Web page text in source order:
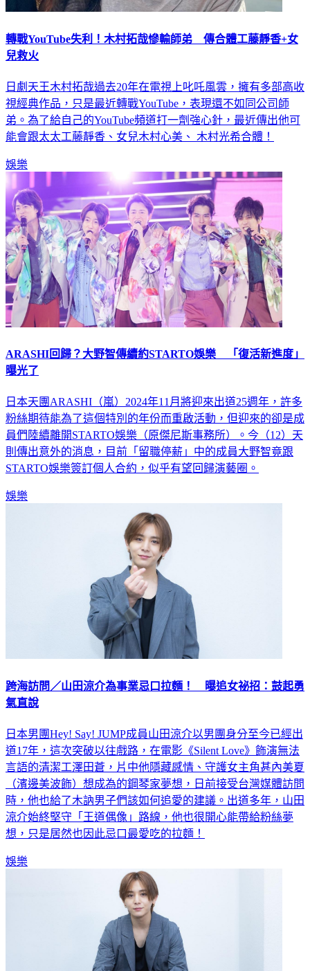
轉戰YouTube失利！木村拓哉慘輸師弟 傳合體工藤靜香+女
兒救火
日劇天王木村拓哉過去20年在電視上叱吒風雲，擁有多部高收
視經典作品，只是最近轉戰YouTube，表現還不如同公司師
弟。為了給自己的YouTube頻道打一劑強心針，最近傳出他可
能會跟太太工藤靜香、女兒木村心美、 木村光希合體！
娛樂
ARASHI回歸？大野智傳續約STARTO娛樂 「復活新進度」
曝光了
日本天團ARASHI（嵐）2024年11月將迎來出道25週年，許多
粉絲期待能為了這個特別的年份而重啟活動，但迎來的卻是成
員們陸續離開STARTO娛樂（原傑尼斯事務所）。今（12）天
則傳出意外的消息，目前「留職停薪」中的成員大野智竟跟
STARTO娛樂簽訂個人合約，似乎有望回歸演藝圈。
娛樂
跨海訪問／山田涼介為事業忌口拉麵！ 曝追女祕招：鼓起勇
氣直說
日本男團Hey! Say! JUMP成員山田涼介以男團身分至今已經出
道17年，這次突破以往戲路，在電影《Silent Love》飾演無法
言語的清潔工澤田蒼，片中他隱藏感情、守護女主角甚內美夏
（濱邊美波飾）想成為的鋼琴家夢想，日前接受台灣媒體訪問
時，他也給了木訥男子們該如何追愛的建議。出道多年，山田
涼介始終堅守「王道偶像」路線，他也很開心能帶給粉絲夢
想，只是居然也因此忌口最愛吃的拉麵！
娛樂